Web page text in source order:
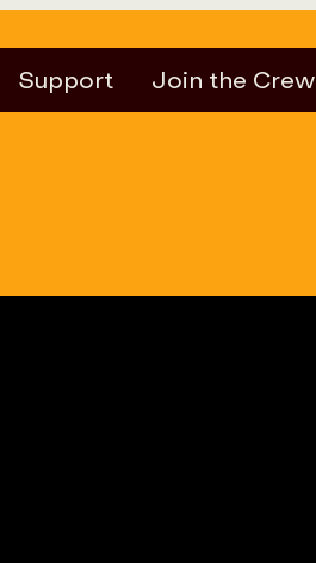
Support Join the Crew